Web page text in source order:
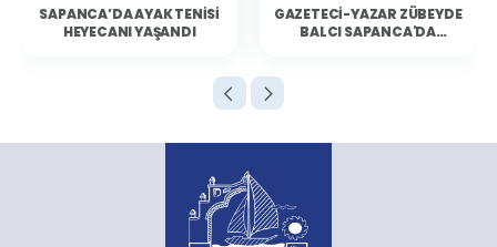
SAPANCA’DA AYAK TENISI
HEYECANI YAŞANDI
GAZETECI-YAZAR ZÜBEYDE
BALCI SAPANCA'DA